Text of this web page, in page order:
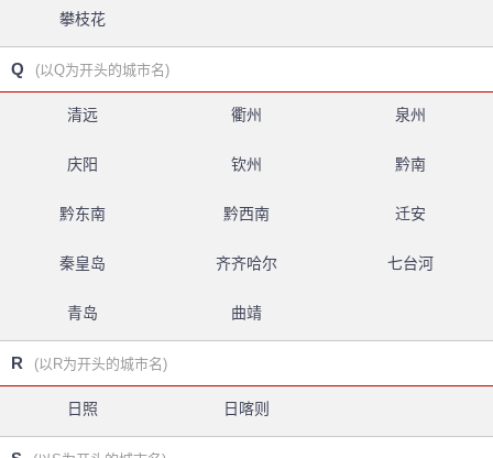
攀枝花
Q (以Q为开头的城市名)
清远 衢州 泉州
庆阳 钦州 黔南
黔东南 黔西南 迁安
秦皇岛 齐齐哈尔 七台河
青岛 曲靖
R (以R为开头的城市名)
日照 日喀则